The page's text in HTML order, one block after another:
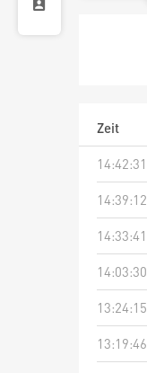
Zeit
14:42:31
14:39:12
14:33:41
14:03:30
13:24:15
13:19:46